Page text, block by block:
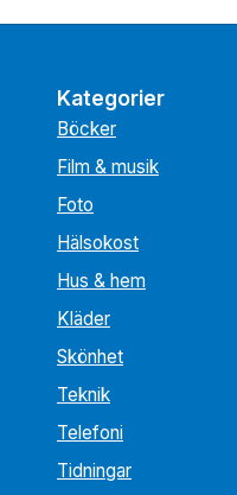
Kategorier
Böcker
Film & musik
Foto
Hälsokost
Hus & hem
Kläder
Skönhet
Teknik
Telefoni
Tidningar